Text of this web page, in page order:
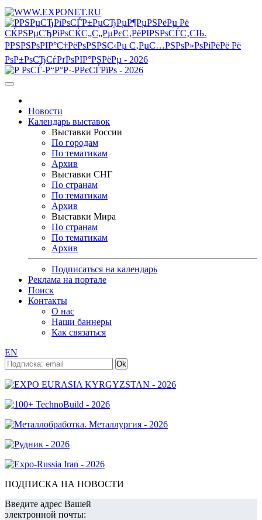
Новости
Календарь выставок
Выставки России
По городам
По тематикам
Архив
Выставки СНГ
По странам
По тематикам
Архив
Выставки Мира
По странам
По тематикам
Архив
Подписаться на календарь
Реклама на портале
Поиск
Контакты
О нас
Наши баннеры
Как связаться
EN
ПОДПИСКА НА НОВОСТИ
Введите адрес Вашей
электронной почты: